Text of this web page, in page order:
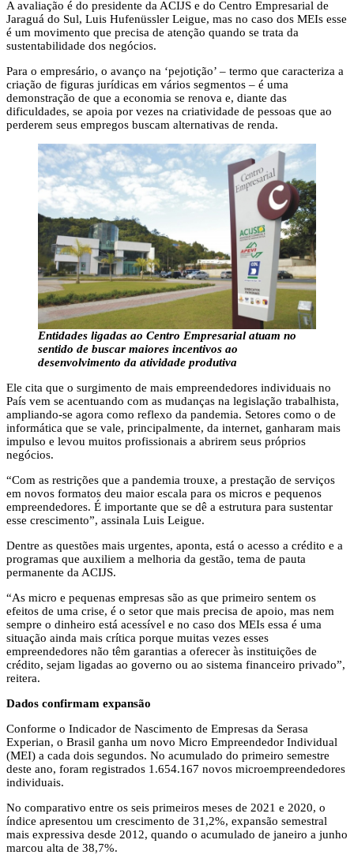
A avaliação é do presidente da ACIJS e do Centro Empresarial de
Jaraguá do Sul, Luis Hufenüssler Leigue, mas no caso dos MEIs esse
é um movimento que precisa de atenção quando se trata da
sustentabilidade dos negócios.
Para o empresário, o avanço na ‘pejotição’ – termo que caracteriza a
criação de figuras jurídicas em vários segmentos – é uma
demonstração de que a economia se renova e, diante das
dificuldades, se apoia por vezes na criatividade de pessoas que ao
perderem seus empregos buscam alternativas de renda.
Entidades ligadas ao Centro Empresarial atuam no
sentido de buscar maiores incentivos ao
desenvolvimento da atividade produtiva
Ele cita que o surgimento de mais empreendedores individuais no
País vem se acentuando com as mudanças na legislação trabalhista,
ampliando-se agora como reflexo da pandemia. Setores como o de
informática que se vale, principalmente, da internet, ganharam mais
impulso e levou muitos profissionais a abrirem seus próprios
negócios.
“Com as restrições que a pandemia trouxe, a prestação de serviços
em novos formatos deu maior escala para os micros e pequenos
empreendedores. É importante que se dê a estrutura para sustentar
esse crescimento”, assinala Luis Leigue.
Dentre as questões mais urgentes, aponta, está o acesso a crédito e a
programas que auxiliem a melhoria da gestão, tema de pauta
permanente da ACIJS.
“As micro e pequenas empresas são as que primeiro sentem os
efeitos de uma crise, é o setor que mais precisa de apoio, mas nem
sempre o dinheiro está acessível e no caso dos MEIs essa é uma
situação ainda mais crítica porque muitas vezes esses
empreendedores não têm garantias a oferecer às instituições de
crédito, sejam ligadas ao governo ou ao sistema financeiro privado”,
reitera.
Dados confirmam expansão
Conforme o Indicador de Nascimento de Empresas da Serasa
Experian, o Brasil ganha um novo Micro Empreendedor Individual
(MEI) a cada dois segundos. No acumulado do primeiro semestre
deste ano, foram registrados 1.654.167 novos microempreendedores
individuais.
No comparativo entre os seis primeiros meses de 2021 e 2020, o
índice apresentou um crescimento de 31,2%, expansão semestral
mais expressiva desde 2012, quando o acumulado de janeiro a junho
marcou alta de 38,7%.